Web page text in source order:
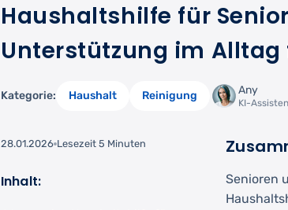
Haushaltshilfe für
Unterstützung im Alltag
Kategorie: Haushalt Reinigung Any
KI-
28.01.2026 Lesezeit 5 Minuten
Inhalt:
Senioren